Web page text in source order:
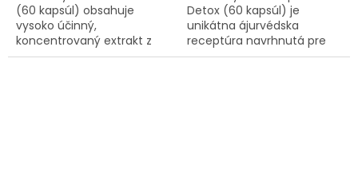
(60 kapsúl) obsahuje
vysoko účinný,
koncentrovaný extrakt z
byliny Mimosa pudica, ktorá
Detox (60 kapsúl) je
unikátna ájurvédska
receptúra navrhnutá pre
hĺbkovú regeneráciu a